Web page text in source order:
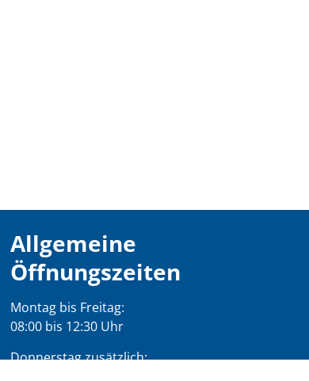
Allgemeine
Öffnungszeiten
Montag bis Freitag:
08:00 bis 12:30 Uhr
Donnerstag zusätzlich: